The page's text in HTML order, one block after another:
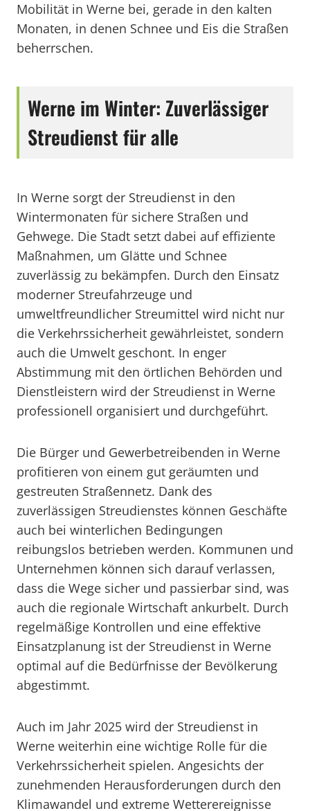
Mobilität in Werne bei, gerade in den kalten
Monaten, in denen Schnee und Eis die Straßen
beherrschen.
Werne im Winter: Zuverlässiger
Streudienst für alle
In Werne sorgt der Streudienst in den
Wintermonaten für sichere Straßen und
Gehwege. Die Stadt setzt dabei auf effiziente
Maßnahmen, um Glätte und Schnee
zuverlässig zu bekämpfen. Durch den Einsatz
moderner Streufahrzeuge und
umweltfreundlicher Streumittel wird nicht nur
die Verkehrssicherheit gewährleistet, sondern
auch die Umwelt geschont. In enger
Abstimmung mit den örtlichen Behörden und
Dienstleistern wird der Streudienst in Werne
professionell organisiert und durchgeführt.
Die Bürger und Gewerbetreibenden in Werne
profitieren von einem gut geräumten und
gestreuten Straßennetz. Dank des
zuverlässigen Streudienstes können Geschäfte
auch bei winterlichen Bedingungen
reibungslos betrieben werden. Kommunen und
Unternehmen können sich darauf verlassen,
dass die Wege sicher und passierbar sind, was
auch die regionale Wirtschaft ankurbelt. Durch
regelmäßige Kontrollen und eine effektive
Einsatzplanung ist der Streudienst in Werne
optimal auf die Bedürfnisse der Bevölkerung
abgestimmt.
Auch im Jahr 2025 wird der Streudienst in
Werne weiterhin eine wichtige Rolle für die
Verkehrssicherheit spielen. Angesichts der
zunehmenden Herausforderungen durch den
Klimawandel und extreme Wetterereignisse